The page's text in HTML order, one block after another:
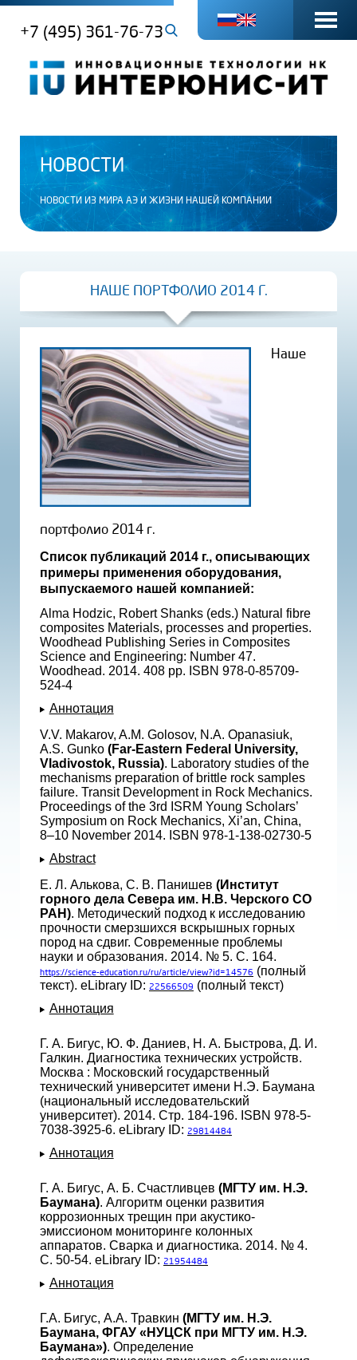
+7 (495) 361-76-73
НОВОСТИ
НОВОСТИ ИЗ МИРА АЭ И ЖИЗНИ НАШЕЙ КОМПАНИИ
НАШЕ ПОРТФОЛИО 2014 Г.
Наше
портфолио 2014 г.
Список публикаций 2014 г., описывающих
примеры применения оборудования,
выпускаемого нашей компанией:
Alma Hodzic, Robert Shanks (eds.) Natural fibre
composites Materials, processes and properties.
Woodhead Publishing Series in Composites
Science and Engineering: Number 47.
Woodhead. 2014. 408 pp. ISBN 978-0-85709-
524-4
Аннотация
V.V. Makarov, A.M. Golosov, N.A. Opanasiuk,
A.S. Gunko (Far-Eastern Federal University,
Vladivostok, Russia). Laboratory studies of the
mechanisms preparation of brittle rock samples
failure. Transit Development in Rock Mechanics.
Proceedings of the 3rd ISRM Young Scholars’
Symposium on Rock Mechanics, Xi’an, China,
8–10 November 2014. ISBN 978-1-138-02730-5
Abstract
Е. Л. Алькова, С. В. Панишев (Институт
горного дела Севера им. Н.В. Черского СО
РАН). Методический подход к исследованию
прочности смерзшихся вскрышных горных
пород на сдвиг. Современные проблемы
науки и образования. 2014. № 5. С. 164.
https://science-education.ru/ru/article/view?id=14576 (полный
текст). eLibrary ID: 22566509 (полный текст)
Аннотация
Г. А. Бигус, Ю. Ф. Даниев, Н. А. Быстрова, Д. И.
Галкин. Диагностика технических устройств.
Москва : Московский государственный
технический университет имени Н.Э. Баумана
(национальный исследовательский
университет). 2014. Стр. 184-196. ISBN 978-5-
7038-3925-6. eLibrary ID: 29814484
Аннотация
Г. А. Бигус, А. Б. Счастливцев (МГТУ им. Н.Э.
Баумана). Алгоритм оценки развития
коррозионных трещин при акустико-
эмиссионом мониторинге колонных
аппаратов. Сварка и диагностика. 2014. № 4.
С. 50-54. eLibrary ID: 21954484
Аннотация
Г.А. Бигус, А.А. Травкин (МГТУ им. Н.Э.
Баумана, ФГАУ «НУЦСК при МГТУ им. Н.Э.
Баумана»). Определение